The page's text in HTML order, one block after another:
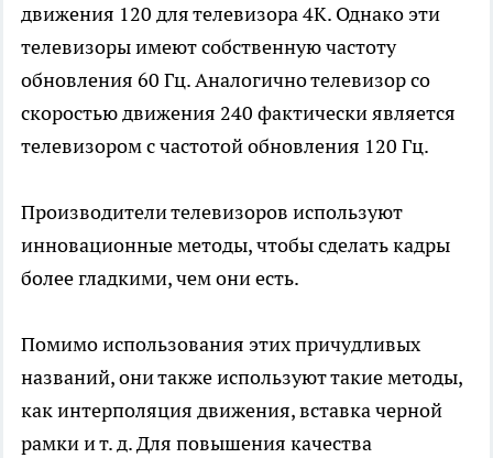
движения 120 для телевизора 4K. Однако эти
телевизоры имеют собственную частоту
обновления 60 Гц. Аналогично телевизор со
скоростью движения 240 фактически является
телевизором с частотой обновления 120 Гц.
Производители телевизоров используют
инновационные методы, чтобы сделать кадры
более гладкими, чем они есть.
Помимо использования этих причудливых
названий, они также используют такие методы,
как интерполяция движения, вставка черной
рамки и т. д. Для повышения качества